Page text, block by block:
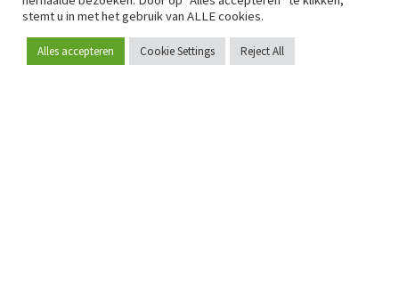
Word lid
stemt u in met het gebruik van ALLE cookies.
Alles accepteren Cookie Settings Reject All